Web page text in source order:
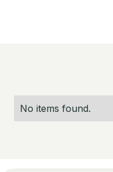
No items found.